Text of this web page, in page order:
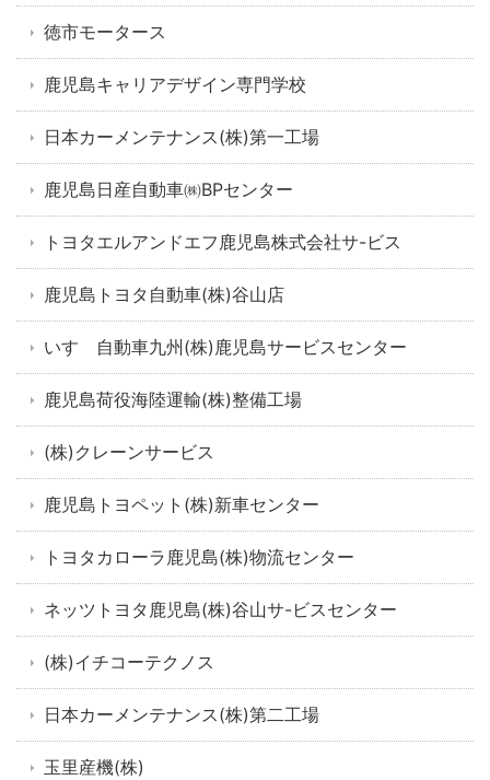
徳市モータース
鹿児島キャリアデザイン専門学校
日本カーメンテナンス(株)第一工場
鹿児島日産自動車㈱BPセンター
トヨタエルアンドエフ鹿児島株式会社サ-ビス
鹿児島トヨタ自動車(株)谷山店
いすゞ自動車九州(株)鹿児島サービスセンター
鹿児島荷役海陸運輸(株)整備工場
(株)クレーンサービス
鹿児島トヨペット(株)新車センター
トヨタカローラ鹿児島(株)物流センター
ネッツトヨタ鹿児島(株)谷山サ-ビスセンター
(株)イチコーテクノス
日本カーメンテナンス(株)第二工場
玉里産機(株)